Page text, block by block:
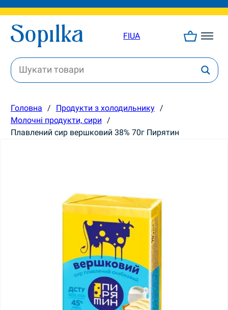
FIUA
Головна / Продукти з холодильнику /
Молочні продукти, сири /
Плавлений сир вершковий 38% 70г Пирятин